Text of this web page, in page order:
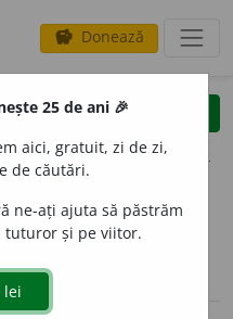
savings Donează
clear
opțiuni
(11)
declinări
25 de ani 🎉
aici, gratuit, zi de zi,
de căutări.
ne-ați ajuta să păstrăm
tuturor și pe viitor.